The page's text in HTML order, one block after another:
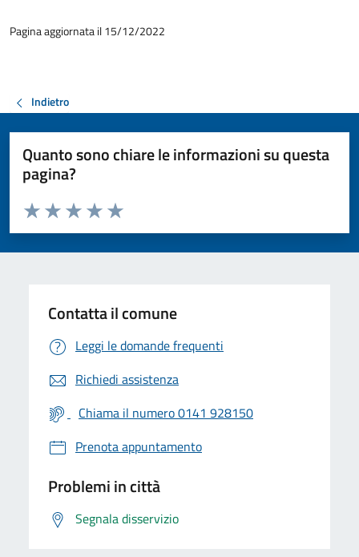
Pagina aggiornata il 15/12/2022
Indietro
Quanto sono chiare le informazioni su questa
pagina?
Valuta da 1 a 5 stelle la pagina
Valuta 5 stelle su 5
Valuta 4 stelle su 5
Valuta 3 stelle su 5
Valuta 2 stelle su 5
Valuta 1 stelle su 5
Contatta il comune
Leggi le domande frequenti
Richiedi assistenza
Chiama il numero 0141 928150
Prenota appuntamento
Problemi in città
Segnala disservizio